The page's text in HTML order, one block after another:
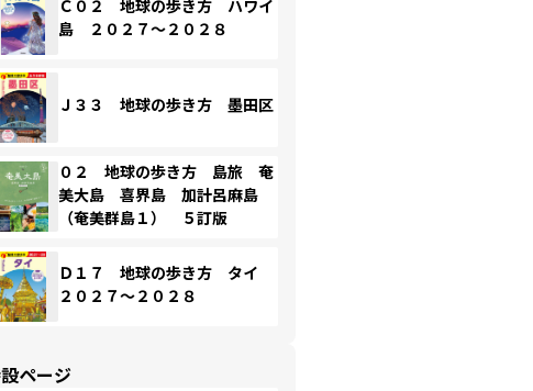
Ｃ０２ 地球の歩き方 ハワイ
島 ２０２７～２０２８
Ｊ３３ 地球の歩き方 墨田区
０２ 地球の歩き方 島旅 奄
美大島 喜界島 加計呂麻島
（奄美群島１） ５訂版
Ｄ１７ 地球の歩き方 タイ
２０２７～２０２８
ページ